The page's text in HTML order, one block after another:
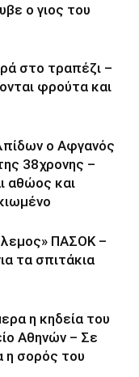
ο γιος του
στο τραπέζι –
φρούτα και
ο Αφγανός
38χρονης –
αθώος και
ΠΑΣΟΚ –
τα σπιτάκια
η κηδεία του
Αθηνών – Σε
η σορός του